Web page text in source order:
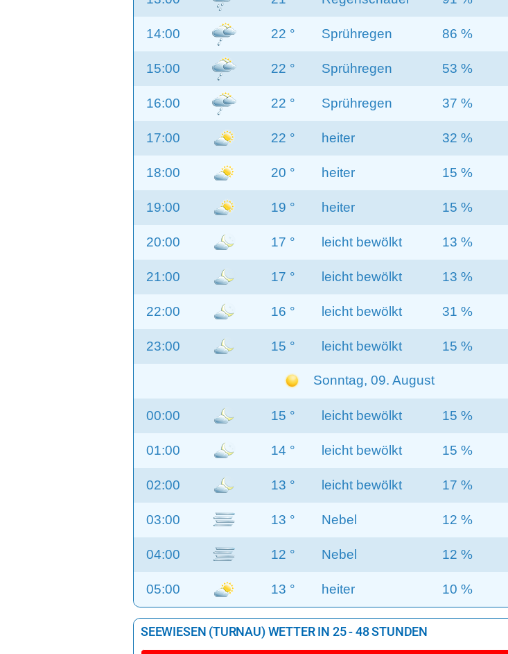
14:00 22 ° Sprühregen 86 %
15:00 22 ° Sprühregen 53 %
16:00 22 ° Sprühregen 37 %
17:00 22 ° heiter 32 %
18:00 20 ° heiter 15 %
19:00 19 ° heiter 15 %
20:00 17 ° leicht bewölkt 13 %
21:00 17 ° leicht bewölkt 13 %
22:00 16 ° leicht bewölkt 31 %
23:00 15 ° leicht bewölkt 15 %
Sonntag, 09. August
00:00 15 ° leicht bewölkt 15 %
01:00 14 ° leicht bewölkt 15 %
02:00 13 ° leicht bewölkt 17 %
03:00 13 ° Nebel 12 %
04:00 12 ° Nebel 12 %
05:00 13 ° heiter 10 %
SEEWIESEN (TURNAU) WETTER IN 25 - 48 STUNDEN